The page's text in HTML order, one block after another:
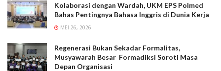
Kolaborasi dengan Wardah, UKM EPS Polmed
Bahas Pentingnya Bahasa Inggris di Dunia Kerja
MEI 26, 2026
Regenerasi Bukan Sekadar Formalitas,
Musyawarah Besar Formadiksi Soroti Masa
Depan Organisasi